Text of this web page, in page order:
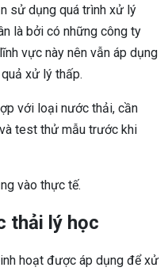
sử dụng quá trình xử lý
là bởi có những công ty
vực này nên vẫn áp dụng
xử lý thấp.
với loại nước thải, cần
và test thử mẫu trước khi
vào thực tế.
thải lý học
hoạt được áp dụng để xử